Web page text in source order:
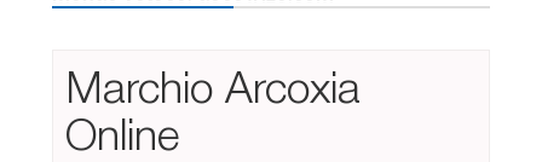
Marchio Arcoxia
Online